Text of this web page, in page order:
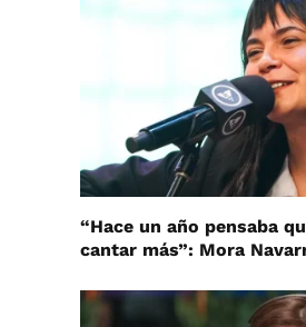
“Hace un año pensaba
cantar más”: Mora